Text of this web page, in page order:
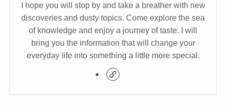
I hope you will stop by and take a breather with new
discoveries and dusty topics. Come explore the sea
of knowledge and enjoy a journey of taste. I will
bring you the information that will change your
everyday life into something a little more special.